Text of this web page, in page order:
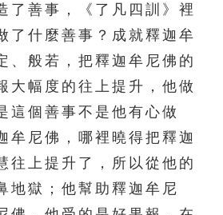
了善事，《了凡四訓》裡
了什麼善事？成就釋迦牟
、般若，把釋迦牟尼佛的
大幅度的往上提升，他做
這個善事不是他有心做
牟尼佛，哪裡曉得把釋迦
往上提升了，所以從他的
地獄；他幫助釋迦牟尼